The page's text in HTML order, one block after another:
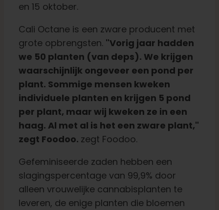
en 15 oktober.
Cali Octane is een zware producent met
grote opbrengsten. "Vorig jaar hadden
we 50 planten (van deps). We krijgen
waarschijnlijk ongeveer een pond per
plant. Sommige mensen kweken
individuele planten en krijgen 5 pond
per plant, maar wij kweken ze in een
haag. Al met al is het een zware plant,"
zegt Foodoo. zegt Foodoo.
Gefeminiseerde zaden hebben een
slagingspercentage van 99,9% door
alleen vrouwelijke cannabisplanten te
leveren, de enige planten die bloemen